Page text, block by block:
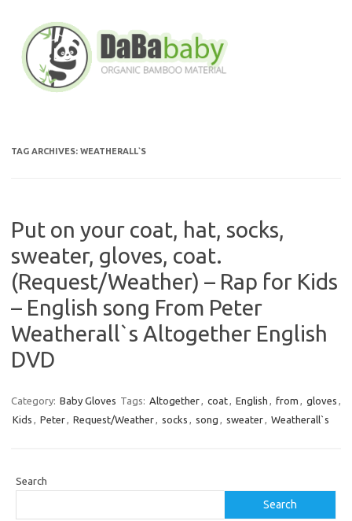
content
TAG ARCHIVES: WEATHERALL`S
Put on your coat, hat, socks,
sweater, gloves, coat.
(Request/Weather) – Rap for Kids
– English song From Peter
Weatherall`s Altogether English
DVD
Category: Baby Gloves Tags: Altogether, coat, English , from , gloves ,
Kids , Peter, Request/Weather, socks , song , sweater, Weatherall`s
Search
Search